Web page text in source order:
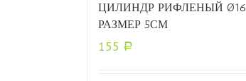
ЦИЛИНДР РИФЛЕНЫЙ Ø16
РАЗМЕР 5СМ
155 Р